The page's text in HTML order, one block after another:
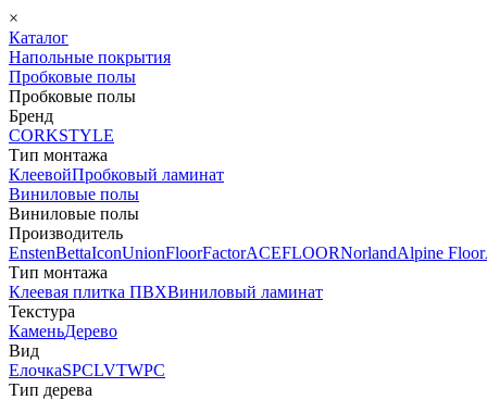
×
Каталог
Напольные покрытия
Пробковые полы
Пробковые полы
Бренд
CORKSTYLE
Тип монтажа
КлеевойПробковый ламинат
Виниловые полы
Виниловые полы
Производитель
EnstenBettaIconUnionFloorFactorACEFLOORNorlandAlpine Floor
Тип монтажа
Клеевая плитка ПВХВиниловый ламинат
Текстура
КаменьДерево
Вид
ЕлочкаSPCLVTWPC
Тип дерева